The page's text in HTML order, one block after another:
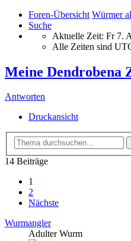
Foren-Übersicht Würmer
Suche
Aktuelle Zeit: Fr 7.
Alle Zeiten sind
Meine Dendrobena
Antworten
Druckansicht
14 Beiträge
1
2
Nächste
Wurmangler
Adulter Wurm